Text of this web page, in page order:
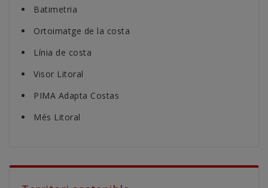
Batimetria
Ortoimatge de la costa
Línia de costa
Visor Litoral
PIMA Adapta Costas
Més Litoral